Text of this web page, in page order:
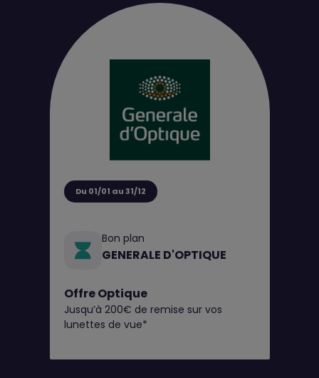
Du 01/01 au 31/12
Bon plan
GENERALE D'OPTIQUE
Offre Optique
Jusqu’à 200€ de remise sur vos
lunettes de vue*